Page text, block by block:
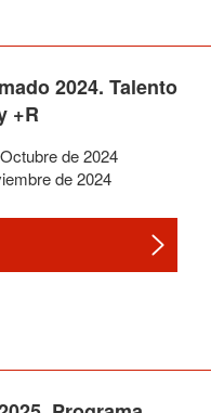
2024. Talento
+R
Octubrede2024
de2024